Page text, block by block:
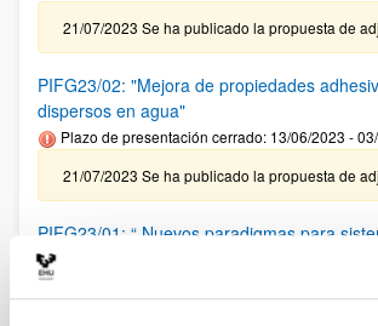
21/07/2023 Se ha publicado la propuesta de
PIFG23/02: "Mejora de propiedades
dispersos en agua"
Plazo de presentación cerrado: 13/06/2023 -
21/07/2023 Se ha publicado la propuesta de
PIFG23/01: “ Nuevos paradigmas para
comunicación basados en herramientas de
artificial”